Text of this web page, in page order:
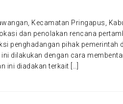
Kecamatan Pringapus,
dan penolakan rencana
penghadangan pihak pemerintah
dilakukan dengan cara
ini diadakan terkait […]